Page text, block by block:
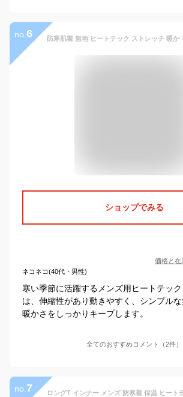
no. 6
ショップでみる
価格と在
ネコネコ(40代・男性)
寒い季節に活躍するメンズ用ヒートテッ
は、伸縮性があり動きやすく、シンプル
暖かさをしっかりキープします。
全てのおすすめコメント（2件）
no. 7